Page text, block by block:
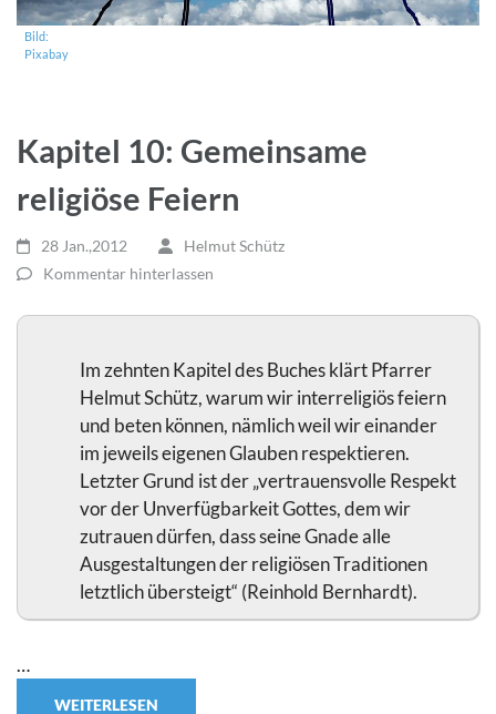
Bild:
Pixabay
Kapitel 10: Gemeinsame
religiöse Feiern
28 Jan.,2012
Helmut Schütz
Kommentar hinterlassen
Im zehnten Kapitel des Buches klärt Pfarrer
Helmut Schütz, warum wir interreligiös feiern
und beten können, nämlich weil wir einander
im jeweils eigenen Glauben respektieren.
Letzter Grund ist der „vertrauensvolle Respekt
vor der Unverfügbarkeit Gottes, dem wir
zutrauen dürfen, dass seine Gnade alle
Ausgestaltungen der religiösen Traditionen
letztlich übersteigt“ (Reinhold Bernhardt).
…
WEITERLESEN